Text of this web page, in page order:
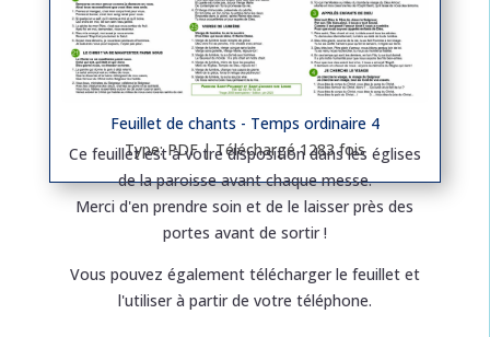
Feuillet de chants - Temps ordinaire 4
Type: PDF | Téléchargé 1283 fois
Ce feuillet est à votre disposition dans les églises
de la paroisse avant chaque messe.
Merci d'en prendre soin et de le laisser près des
portes avant de sortir !
Vous pouvez également télécharger le feuillet et
l'utiliser à partir de votre téléphone.